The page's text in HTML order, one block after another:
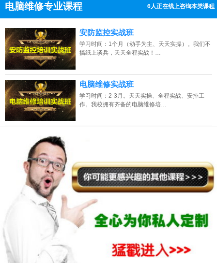
电脑维修专业课程 12人正在线上咨询本类课程
点击免费咨询电话：13807313137
安防监控实战班
学习时间：1个月（动手为主、天天实操）。我们不
搞纸上谈兵，天天全程实战！…
电脑维修实战班
学习时间：2-3月。天天实操、全程实战、安排工
作。我校拥有齐备的电脑维修培…